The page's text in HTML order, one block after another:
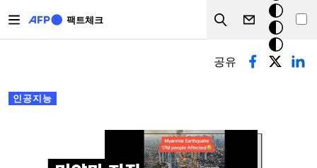
팩트체크
Search
크
모
드
기본탭
인공지능
공유